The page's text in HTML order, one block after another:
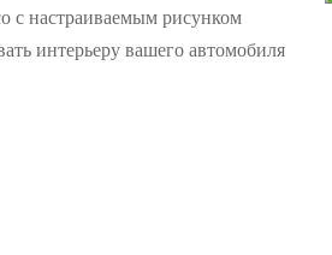
с настраиваемым рисунком
интерьеру вашего автомобиля